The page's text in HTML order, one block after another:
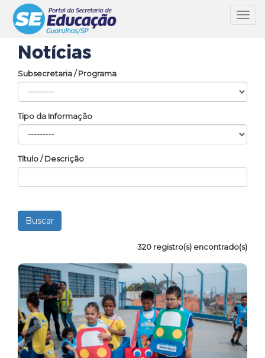
Notícias
Subsecretaria / Programa
Tipo da Informação
Título / Descrição
320 registro(s) encontrado(s)